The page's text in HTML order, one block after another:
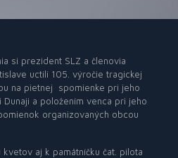
si prezident SLZ a členovia
uctili 105. výročie tragickej
na pietnej
spomienke pri jeho
a položením venca pri jeho
organizovaných obcou
aj k pamätníčku čat. pilota